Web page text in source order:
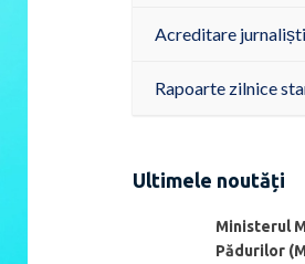
Acreditare jurnaliști
Rapoarte zilnice
Ultimele noutăți
Ministerul
Pădurilor